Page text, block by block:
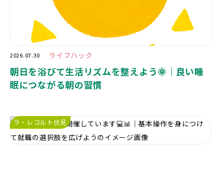
2026.07.30 ライフハック
朝日を浴びて生活リズムを整えよう🌞｜良い睡
眠につながる朝の習慣
ラ・レコルト伏見